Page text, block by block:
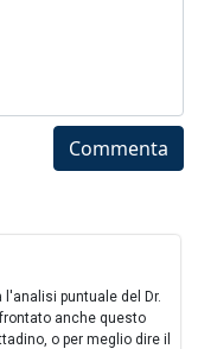
Commenta
puntuale del Dr.
anche questo
o per meglio dire il